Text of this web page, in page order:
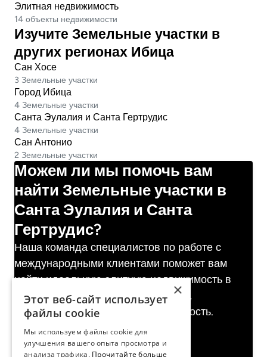
Элитная недвижимость
14 объекты недвижимости
Изучите Земельные участки в
других регионах Ибица
Сан Хосе
3 Земельные участки
Город Ибица
4 Земельные участки
Санта Эулалия и Санта Гертрудис
4 Земельные участки
Сан Антонио
2 Земельные участки
Можем ли мы помочь вам
найти Земельные участки в
Санта Эулалия и Санта
Гертрудис?
Наша команда специалистов по работе с
международными клиентами поможет вам
найти идеальную элитную недвижимость в
Испания. Индивидуальный подход,
гарантированная конфиденциальность.
+34 971 590 630
WhatsApp чат
×
Этот веб-сайт использует
файлы cookie
Мы используем файлы cookie для
улучшения вашего опыта просмотра и
анализа трафика. Прочитайте больше